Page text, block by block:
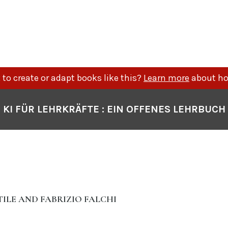
to create or adapt books like this? Learn more about
KI FÜR LEHRKRÄFTE : EIN OFFENES LEHRBUCH
AND FABRIZIO FALCHI